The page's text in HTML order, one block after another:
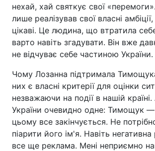
нехай, хай святкує свої
лише реалізував свої власні
цікаві. Це людина, що втратила
варто навіть згадувати. Він вже
не відчуває себе частиною України.
Чому Лозанна підтримала
них є власні критерії для оцінки
незважаючи на події в нашій
України очевидно одне: Тимощук —
цьому все закінчується. Не
піарити його ім'я. Навіть
все ще реклама. Мені неприємно